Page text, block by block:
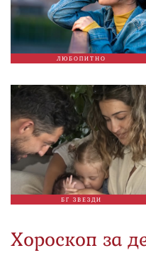
ЛЮБОПИТНО
БГ ЗВЕЗДИ
Хороскоп за